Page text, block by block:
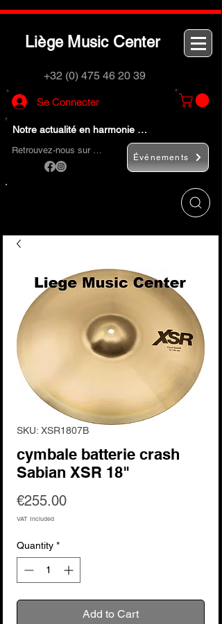
Liège M usic Center
+32 (0) 475 46 20 39
Se Connecter
Notre actualité en harmonie …
Retrouvez-nous sur …
Événements
SKU: XSR1807B
cymbale batterie crash
Sabian XSR 18"
€255.00Price
VAT Included
Quantity *
Add to Cart